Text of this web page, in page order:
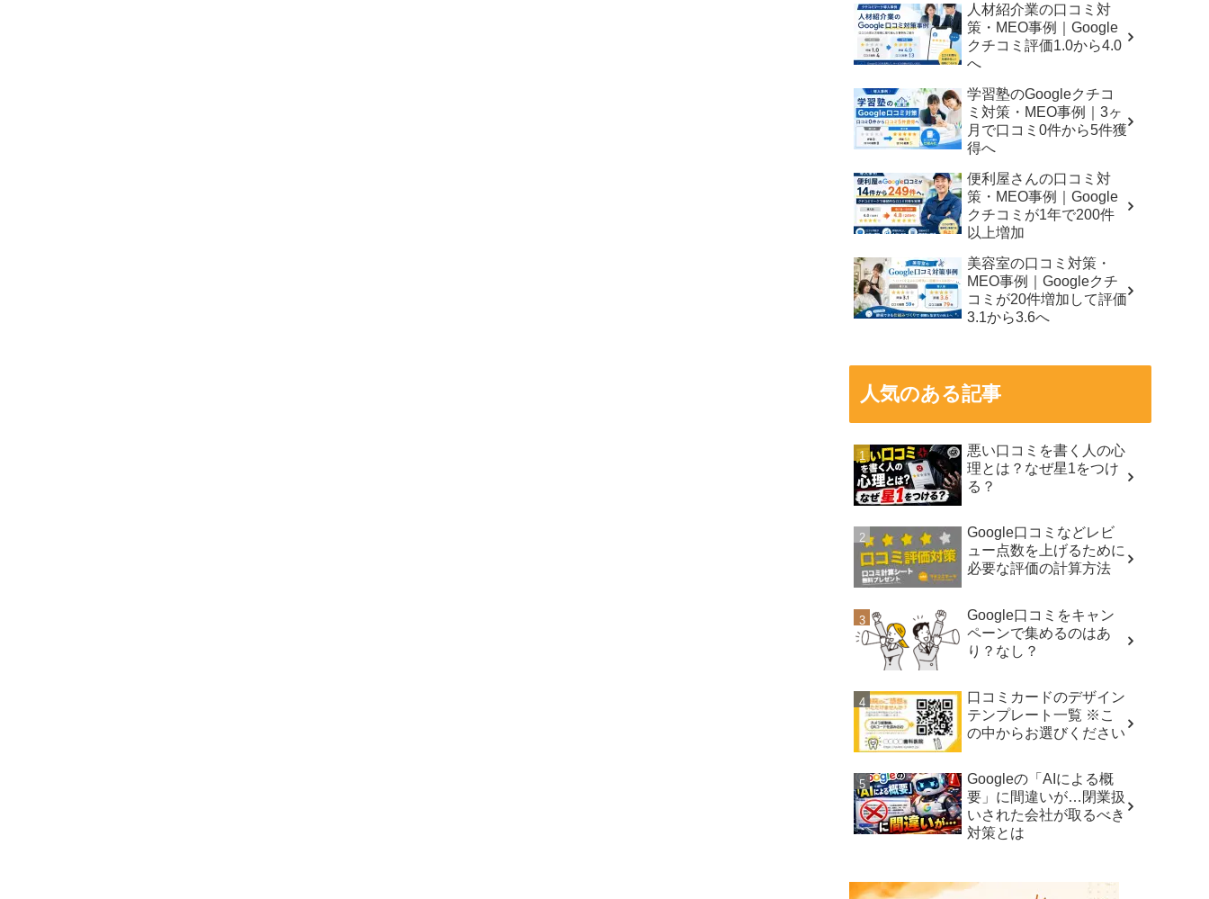
人材紹介業の口コミ対
策・MEO事例｜Google
クチコミ評価1.0から4.0
へ
学習塾のGoogleクチコ
ミ対策・MEO事例｜3ヶ
月で口コミ0件から5件獲
得へ
便利屋さんの口コミ対
策・MEO事例｜Google
クチコミが1年で200件
以上増加
美容室の口コミ対策・
MEO事例｜Googleクチ
コミが20件増加して評価
3.1から3.6へ
人気のある記事
悪い口コミを書く人の心
理とは？なぜ星1をつけ
る？
Google口コミなどレビ
ュー点数を上げるために
必要な評価の計算方法
Google口コミをキャン
ペーンで集めるのはあ
り？なし？
口コミカードのデザイン
テンプレート一覧 ※こ
の中からお選びください
Googleの「AIによる概
要」に間違いが…閉業扱
いされた会社が取るべき
対策とは